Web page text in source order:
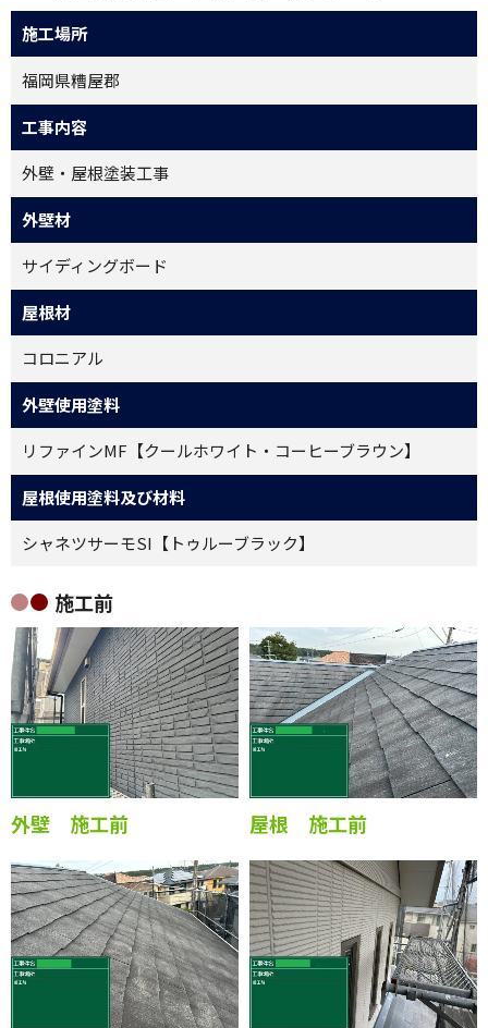
施工場所
福岡県糟屋郡
工事内容
外壁・屋根塗装工事
外壁材
サイディングボード
屋根材
コロニアル
外壁使用塗料
リファインMF【クールホワイト・コーヒーブラウン】
屋根使用塗料及び材料
シャネツサーモSI【トゥルーブラック】
施工前
外壁 施工前 屋根 施工前